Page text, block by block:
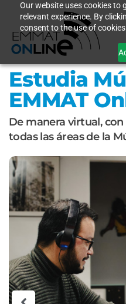
Our website uses cookies to
relevant experience. By
consent to the use of
Estudia
EMMAT
De manera virtual,
todas las áreas de la